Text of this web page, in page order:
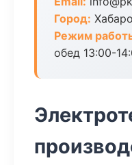
Город:
Режим
обед 13:00-